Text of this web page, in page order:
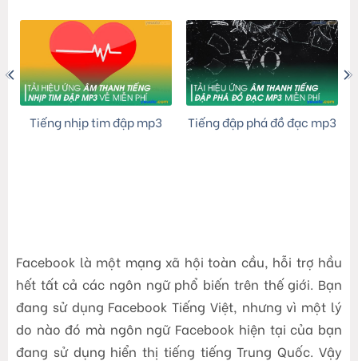
Tiếng đập phá đồ đạc mp3
Tiếng nhịp tim đập mp3
Facebook là một mạng xã hội toàn cầu, hỗi trợ hầu
hết tất cả các ngôn ngữ phổ biến trên thế giới. Bạn
đang sử dụng Facebook Tiếng Việt, nhưng vì một lý
do nào đó mà ngôn ngữ Facebook hiện tại của bạn
đang sử dụng hiển thị tiếng tiếng Trung Quốc. Vậy